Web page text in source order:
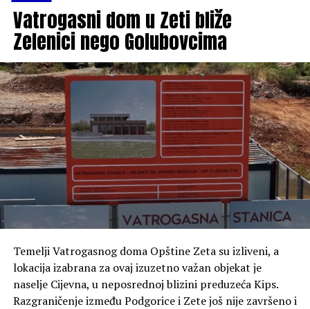
Poseban dio razgovora posvećen je FK Zeta, Zetskim
sportskim igrama i knjizi „Fudbal u Zeti“, u kojoj je
sabrao gotovo cijeli vijek fudbalske tradicije ovog kraja.
Vatrogasni dom u Zeti bliže
Zelenici nego Golubovcima
Temelji Vatrogasnog doma Opštine Zeta su izliveni, a
lokacija izabrana za ovaj izuzetno važan objekat je
naselje Cijevna, u neposrednoj blizini preduzeća Kips.
Razgraničenje između Podgorice i Zete još nije završeno i